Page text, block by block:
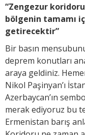
“Zengezur
bölgenin tamamı
getirecektir”
Bir basın
deprem konutları
araya geldiniz.
Nikol Paşinyan’ı
Azerbaycan’ın
merak ediyoruz bu
Ermenistan barış